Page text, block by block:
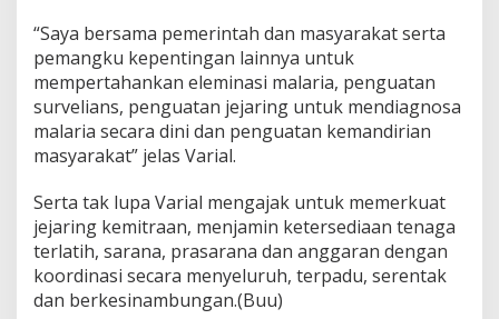
“Saya bersama pemerintah dan masyarakat serta
pemangku kepentingan lainnya untuk
mempertahankan eleminasi malaria, penguatan
survelians, penguatan jejaring untuk mendiagnosa
malaria secara dini dan penguatan kemandirian
masyarakat” jelas Varial.
Serta tak lupa Varial mengajak untuk memerkuat
jejaring kemitraan, menjamin ketersediaan tenaga
terlatih, sarana, prasarana dan anggaran dengan
koordinasi secara menyeluruh, terpadu, serentak
dan berkesinambungan.(Buu)